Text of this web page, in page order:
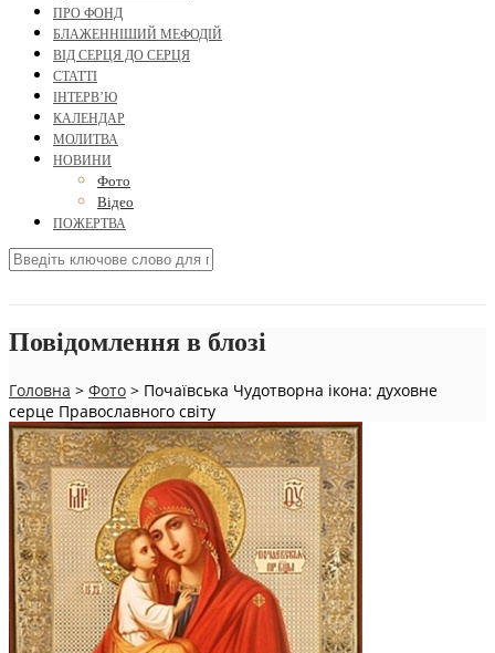
ПРО ФОНД
БЛАЖЕННІШИЙ МЕФОДІЙ
ВІД СЕРЦЯ ДО СЕРЦЯ
СТАТТІ
ІНТЕРВ’Ю
КАЛЕНДАР
МОЛИТВА
НОВИНИ
Фото
Відео
ПОЖЕРТВА
Повідомлення в блозі
Головна > Фото > Почаївська Чудотворна ікона: духовне
серце Православного світу